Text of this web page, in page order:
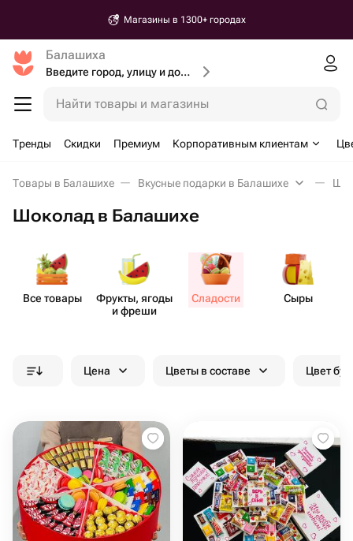
Магазины в 1300+ городах
Балашиха
Введите город, улицу и дом доставки
Найти товары и магазины
Тренды Скидки Премиум Корпоративным клиентам
Товары в Балашихе Вкусные подарки в Балашихе
Шоколад в Балашихе
Все товары
Фрукты, ягоды
и фреши
Сладости Сыры
Цена Цветы в составе Цвет